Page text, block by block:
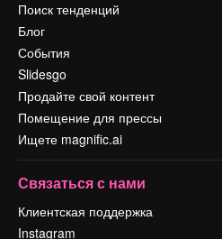
Поиск тенденций
Блог
События
Slidesgo
Продайте свой контент
Помещение для прессы
Ищете magnific.ai
Связаться с нами
Клиентская поддержка
Instagram